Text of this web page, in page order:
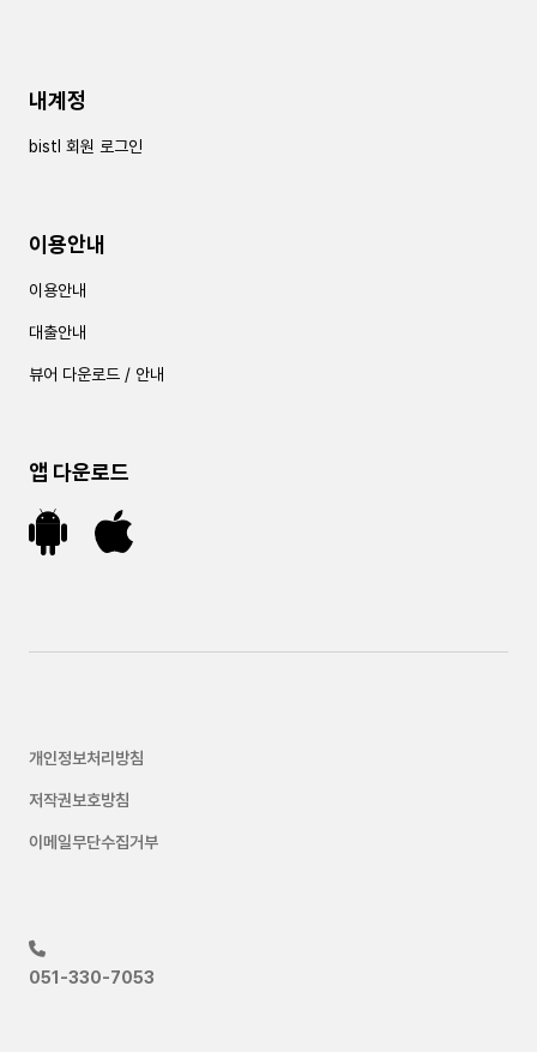
내계정
bistl 회원 로그인
이용안내
이용안내
대출안내
뷰어 다운로드 / 안내
앱 다운로드
개인정보처리방침
저작권보호방침
이메일무단수집거부
051-330-7053